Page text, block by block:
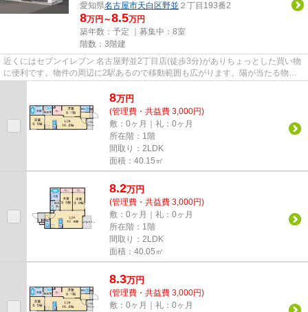
愛知県名古屋市天白区野並 ２丁目193番2
8万円～8.5万円
築年数：予定 ｜募集中： 8室
階数：3階建
近くにはセブンイレブン 名古屋野並2丁目店(徒歩3分)がありちょっとした買い物
に便利です。物件の周辺に2駅あるので移動範囲も広がります。陽が当たる物件
8万円
(管理費・共益費 3,000円)
敷：0ヶ月｜礼：0ヶ月
所在階：1階
間取り：2LDK
面積：40.15㎡
8.2万円
(管理費・共益費 3,000円)
敷：0ヶ月｜礼：0ヶ月
所在階：1階
間取り：2LDK
面積：40.05㎡
8.3万円
(管理費・共益費 3,000円)
敷：0ヶ月｜礼：0ヶ月